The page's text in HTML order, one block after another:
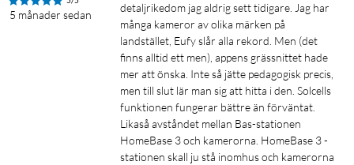
5 månader sedan
detaljrikedom jag aldrig sett tidigare. Jag har
många kameror av olika märken på
landstället, Eufy slår alla rekord. Men (det
finns alltid ett men), appens grässnittet hade
mer att önska. Inte så jätte pedagogisk precis,
men till slut lär man sig att hitta i den. Solcells
funktionen fungerar bättre än förväntat.
Likaså avståndet mellan Bas-stationen
HomeBase 3 och kamerorna. HomeBase 3 -
stationen skall ju stå inomhus och kamerorna